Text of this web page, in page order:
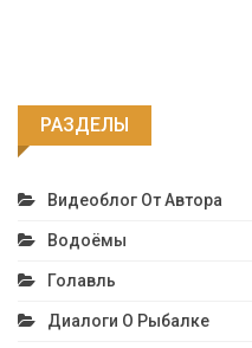
РАЗДЕЛЫ
Видеоблог От Автора
Водоёмы
Голавль
Диалоги О Рыбалке